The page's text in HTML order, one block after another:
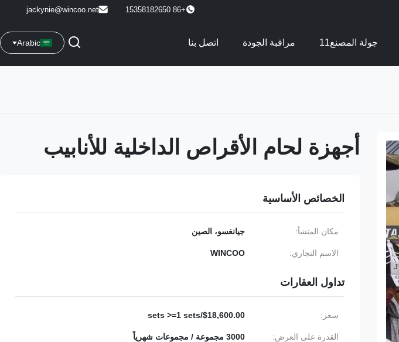
+86 15358182650
jackynie@wincoo.net
جولة المصنع11 مراقبة الجودة اتصل بنا Arabic
أجهزة لحام الأقراص الداخلية للأنابيب
الخصائص الأساسية
مكان المنشأ: جيانغسو، الصين
الاسم التجاري: WINCOO
تداول العقارات
سعر: $18,600.00/sets >=1 sets
القدرة على العرض: 3000 مجموعة / مجموعات شهرياً